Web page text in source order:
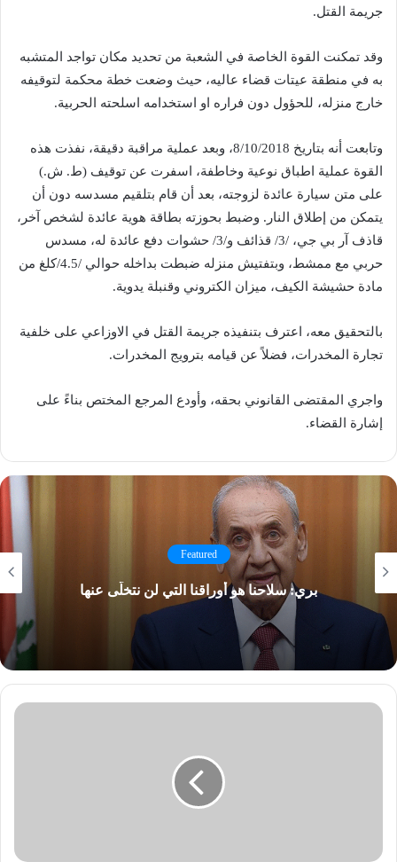
جريمة القتل.
وقد تمكنت القوة الخاصة في الشعبة من تحديد مكان تواجد المتشبه
به في منطقة عيتات قضاء عاليه، حيث وضعت خطة محكمة لتوقيفه
خارج منزله، للحؤول دون فراره او استخدامه اسلحته الحربية.
وتابعت أنه بتاريخ 8/10/2018، وبعد عملية مراقبة دقيقة، نفذت هذه
القوة عملية اطباق نوعية وخاطفة، اسفرت عن توقيف (ط. ش.)
على متن سيارة عائدة لزوجته، بعد أن قام بتلقيم مسدسه دون أن
يتمكن من إطلاق النار. وضبط بحوزته بطاقة هوية عائدة لشخص آخر،
قاذف آر بي جي، /3/ قذائف و/3/ حشوات دفع عائدة له، مسدس
حربي مع ممشط، وبتفتيش منزله ضبطت بداخله حوالي /4.5/كلغ من
مادة حشيشة الكيف، ميزان الكتروني وقنبلة يدوية.
بالتحقيق معه، اعترف بتنفيذه جريمة القتل في الاوزاعي على خلفية
تجارة المخدرات، فضلاً عن قيامه بترويج المخدرات.
واجري المقتضى القانوني بحقه، وأودع المرجع المختص بناءً على
إشارة القضاء.
Featured
بري: سلاحنا هو أوراقنا التي لن نتخلّى عنها